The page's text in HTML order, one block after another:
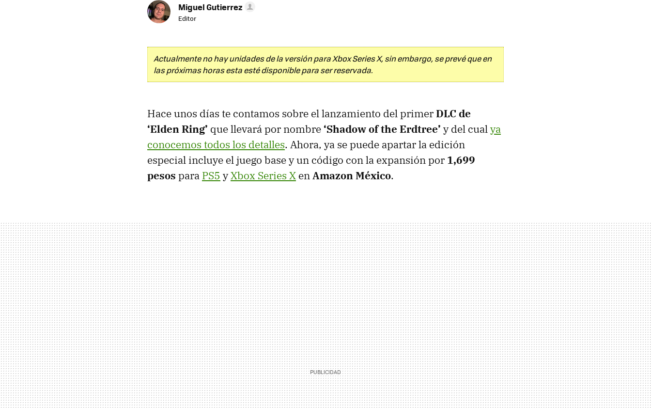
Miguel Gutierrez
Editor
Actualmente no hay unidades de la versión para Xbox Series X, sin embargo, se prevé que en
las próximas horas esta esté disponible para ser reservada.
Hace unos días te contamos sobre el lanzamiento del primerDLC de
‘Elden Ring’ que llevará por nombre ‘Shadow of the Erdtree’ y del cualya
conocemos todos los detalles. Ahora, ya se puede apartar la edición
especial incluye el juego base y un código con la expansión por 1,699
pesos para PS5 yXbox Series X enAmazon México.